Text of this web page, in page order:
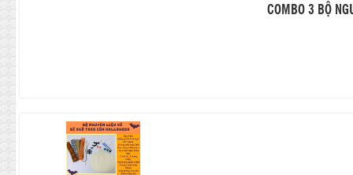
COMBO 3 BỘ